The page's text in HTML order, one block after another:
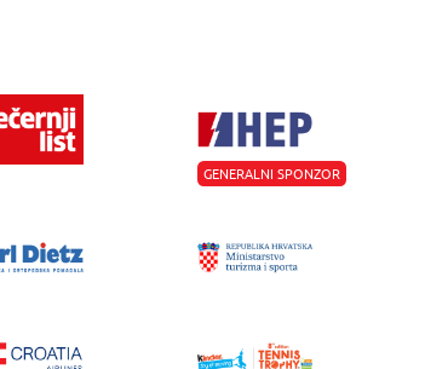
GENERALNI SPONZOR